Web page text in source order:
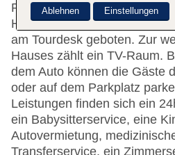
Per WLAN erhalten die
Hilfestellung bei der
am Tourdesk geboten. Zur
Hauses zählt ein TV-Raum.
dem Auto können die Gäste
oder auf dem Parkplatz
Leistungen finden sich ein
ein Babysitterservice, eine
Autovermietung,
Transferservice, ein
Ablehnen Einstellungen